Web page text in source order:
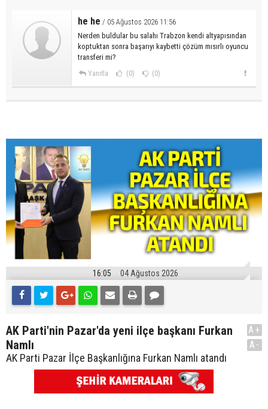
he he / 05 Ağustos 2026 11:56
Nerden buldular bu salahı Trabzon kendi altyapısından
koptuktan sonra başarıyı kaybetti çözüm mısırlı oyuncu
transferi mi?
Yanıtla (0) (0)
16:05 04 Ağustos 2026
AK Parti'nin Pazar'da yeni ilçe başkanı Furkan
Namlı
AK Parti Pazar İlçe Başkanlığına Furkan Namlı atandı
A+
A-